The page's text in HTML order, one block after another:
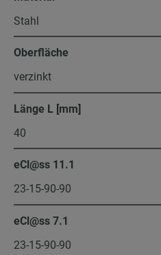
Stahl
Oberfläche
verzinkt
Länge L [mm]
40
eCl@ss 11.1
23-15-90-90
eCl@ss 7.1
23-15-90-90